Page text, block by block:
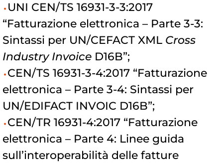
UNI CEN/TS 16931-3-3:2017
“Fatturazione elettronica – Parte 3-3:
Sintassi per UN/CEFACT XML Cross
Industry Invoice D16B”;
CEN/TS 16931-3-4:2017 “Fatturazione
elettronica – Parte 3-4: Sintassi per
UN/EDIFACT INVOIC D16B”;
CEN/TR 16931-4:2017 “Fatturazione
elettronica – Parte 4: Linee guida
sull’interoperabilità delle fatture